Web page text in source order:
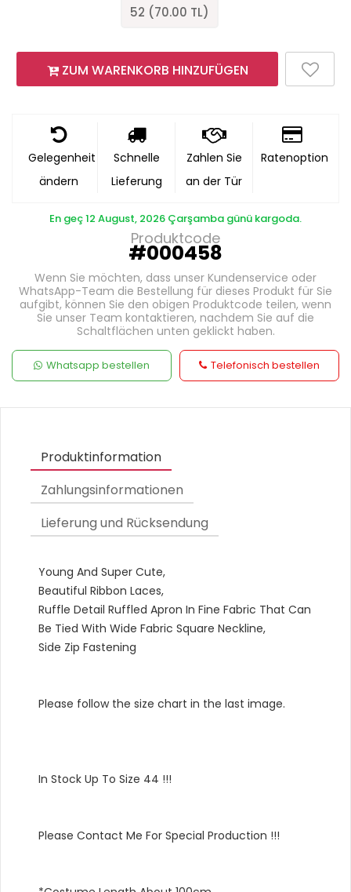
52 (70.00 TL)
ZUM WARENKORB HINZUFÜGEN
Gelegenheit
ändern
Schnelle
Lieferung
Zahlen Sie
an der Tür
Ratenoption
En geç 12 August, 2026 Çarşamba günü kargoda.
Produktcode
#000458
Wenn Sie möchten, dass unser Kundenservice oder
WhatsApp-Team die Bestellung für dieses Produkt für Sie
aufgibt, können Sie den obigen Produktcode teilen, wenn
Sie unser Team kontaktieren, nachdem Sie auf die
Schaltflächen unten geklickt haben.
Whatsapp bestellen Telefonisch bestellen
Produktinformation
Zahlungsinformationen
Lieferung und Rücksendung
Young And Super Cute,
Beautiful Ribbon Laces,
Ruffle Detail Ruffled Apron In Fine Fabric That Can
Be Tied With Wide Fabric Square Neckline,
Side Zip Fastening
Please follow the size chart in the last image.
In Stock Up To Size 44 !!!
Please Contact Me For Special Production !!!